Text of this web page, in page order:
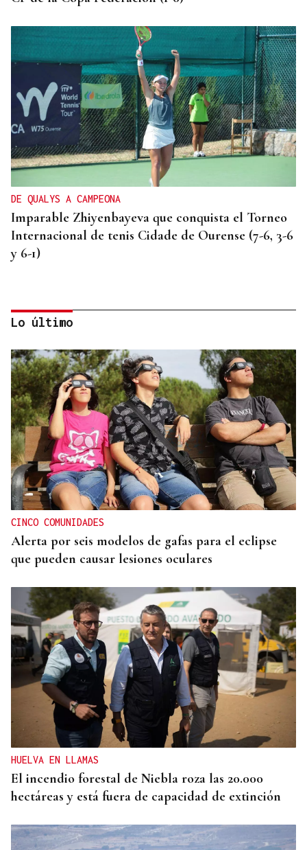
DE QUALYS A CAMPEONA
Imparable Zhiyenbayeva que conquista el Torneo
Internacional de tenis Cidade de Ourense (7-6, 3-6
y 6-1)
SEMIFINAL IDA
La Supercopa Galicia es el primer gran reto del
Auriense
Lo último
CINCO COMUNIDADES
Alerta por seis modelos de gafas para el eclipse
que pueden causar lesiones oculares
HUELVA EN LLAMAS
El incendio forestal de Niebla roza las 20.000
hectáreas y está fuera de capacidad de extinción